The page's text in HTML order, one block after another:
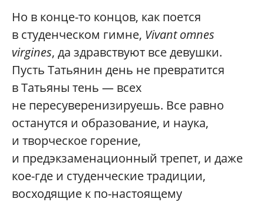
Но в конце-то концов, как поется
в студенческом гимне, Vivant omnes
virgines, да здравствуют все девушки.
Пусть Татьянин день не превратится
в Татьяны тень — всех
не пересуверенизируешь. Все равно
останутся и образование, и наука,
и творческое горение,
и предэкзаменационный трепет, и даже
кое-где и студенческие традиции,
восходящие к по-настоящему